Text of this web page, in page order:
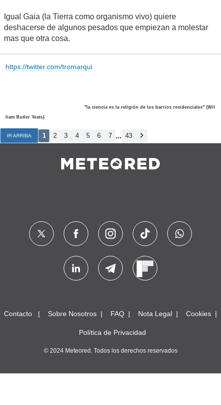
Igual Gaia (la Tierra como organismo vivo) quiere
deshacerse de algunos pesados que empiezan a molestar
mas que otra cosa.
https://twitter.com/tromarqui
"la ciencia es la religión de los barrios residenciales" (Wil
liam Butler Yeats)
IR ARRIBA 1 2 3 4 5 6 7 ... 43
Contacto Sobre Nosotros FAQ Nota Legal Cookies
Política de Privacidad
© 2024 Meteored. Todos los derechos reservados